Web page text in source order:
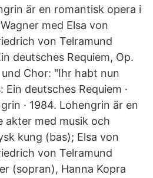
är en romantisk opera i
med Elsa von
von Telramund
deutsches Requiem, Op.
Chor: "Ihr habt nun
deutsches Requiem ·
· 1984. Lohengrin är en
akter med musik och
kung (bas); Elsa von
von Telramund
(sopran), Hanna Kopra